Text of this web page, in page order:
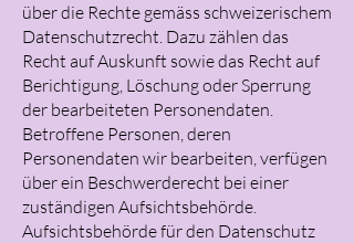
über die Rechte gemäss schweizerischem
Datenschutzrecht. Dazu zählen das
Recht auf Auskunft sowie das Recht auf
Berichtigung, Löschung oder Sperrung
der bearbeiteten Personendaten.
Betroffene Personen, deren
Personendaten wir bearbeiten, verfügen
über ein Beschwerderecht bei einer
zuständigen Aufsichtsbehörde.
Aufsichtsbehörde für den Datenschutz